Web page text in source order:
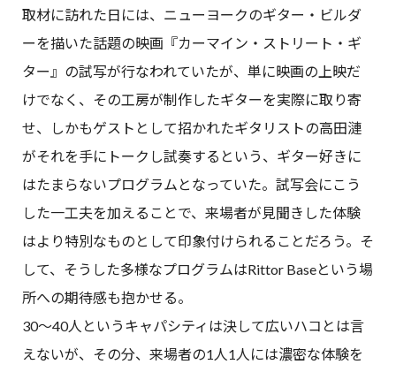
取材に訪れた日には、ニューヨークのギター・ビルダ
ーを描いた話題の映画『カーマイン・ストリート・ギ
ター』の試写が行なわれていたが、単に映画の上映だ
けでなく、その工房が制作したギターを実際に取り寄
せ、しかもゲストとして招かれたギタリストの高田漣
がそれを手にトークし試奏するという、ギター好きに
はたまらないプログラムとなっていた。試写会にこう
した一工夫を加えることで、来場者が見聞きした体験
はより特別なものとして印象付けられることだろう。そ
して、そうした多様なプログラムはRittor Baseという場
所への期待感も抱かせる。
30〜40人というキャパシティは決して広いハコとは言
えないが、その分、来場者の1人1人には濃密な体験を